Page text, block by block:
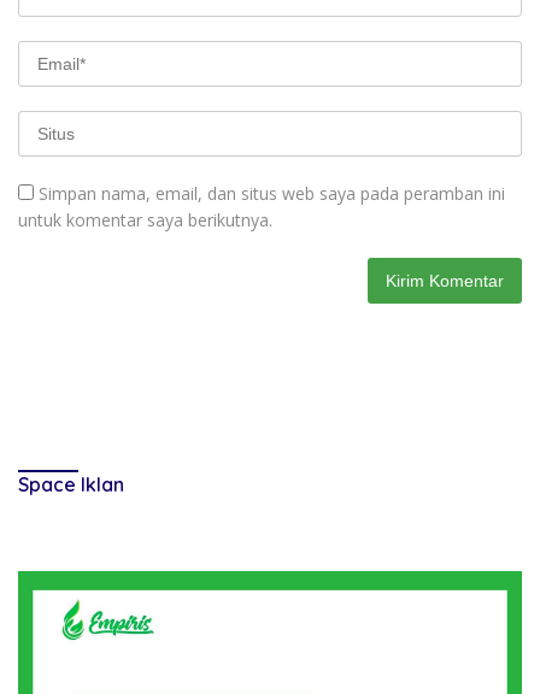
Simpan nama, email, dan situs web saya pada peramban ini
untuk komentar saya berikutnya.
Space Iklan